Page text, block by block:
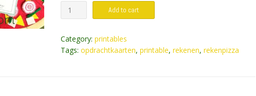
Rekenpizza
opdrachten
van
hele
Add to cart
Category: printables
Tags: opdrachtkaarten, printable, rekenen, rekenpizza